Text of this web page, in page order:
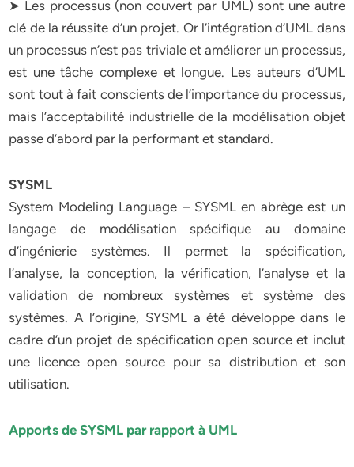
➤ Les processus (non couvert par UML) sont une autre
clé de la réussite d’un projet. Or l’intégration d’UML dans
un processus n’est pas triviale et améliorer un processus,
est une tâche complexe et longue. Les auteurs d’UML
sont tout à fait conscients de l’importance du processus,
mais l’acceptabilité industrielle de la modélisation objet
passe d’abord par la performant et standard.
SYSML
System Modeling Language – SYSML en abrège est un
langage de modélisation spécifique au domaine
d’ingénierie systèmes. Il permet la spécification,
l’analyse, la conception, la vérification, l’analyse et la
validation de nombreux systèmes et système des
systèmes. A l’origine, SYSML a été développe dans le
cadre d’un projet de spécification open source et inclut
une licence open source pour sa distribution et son
utilisation.
Apports de SYSML par rapport à UML